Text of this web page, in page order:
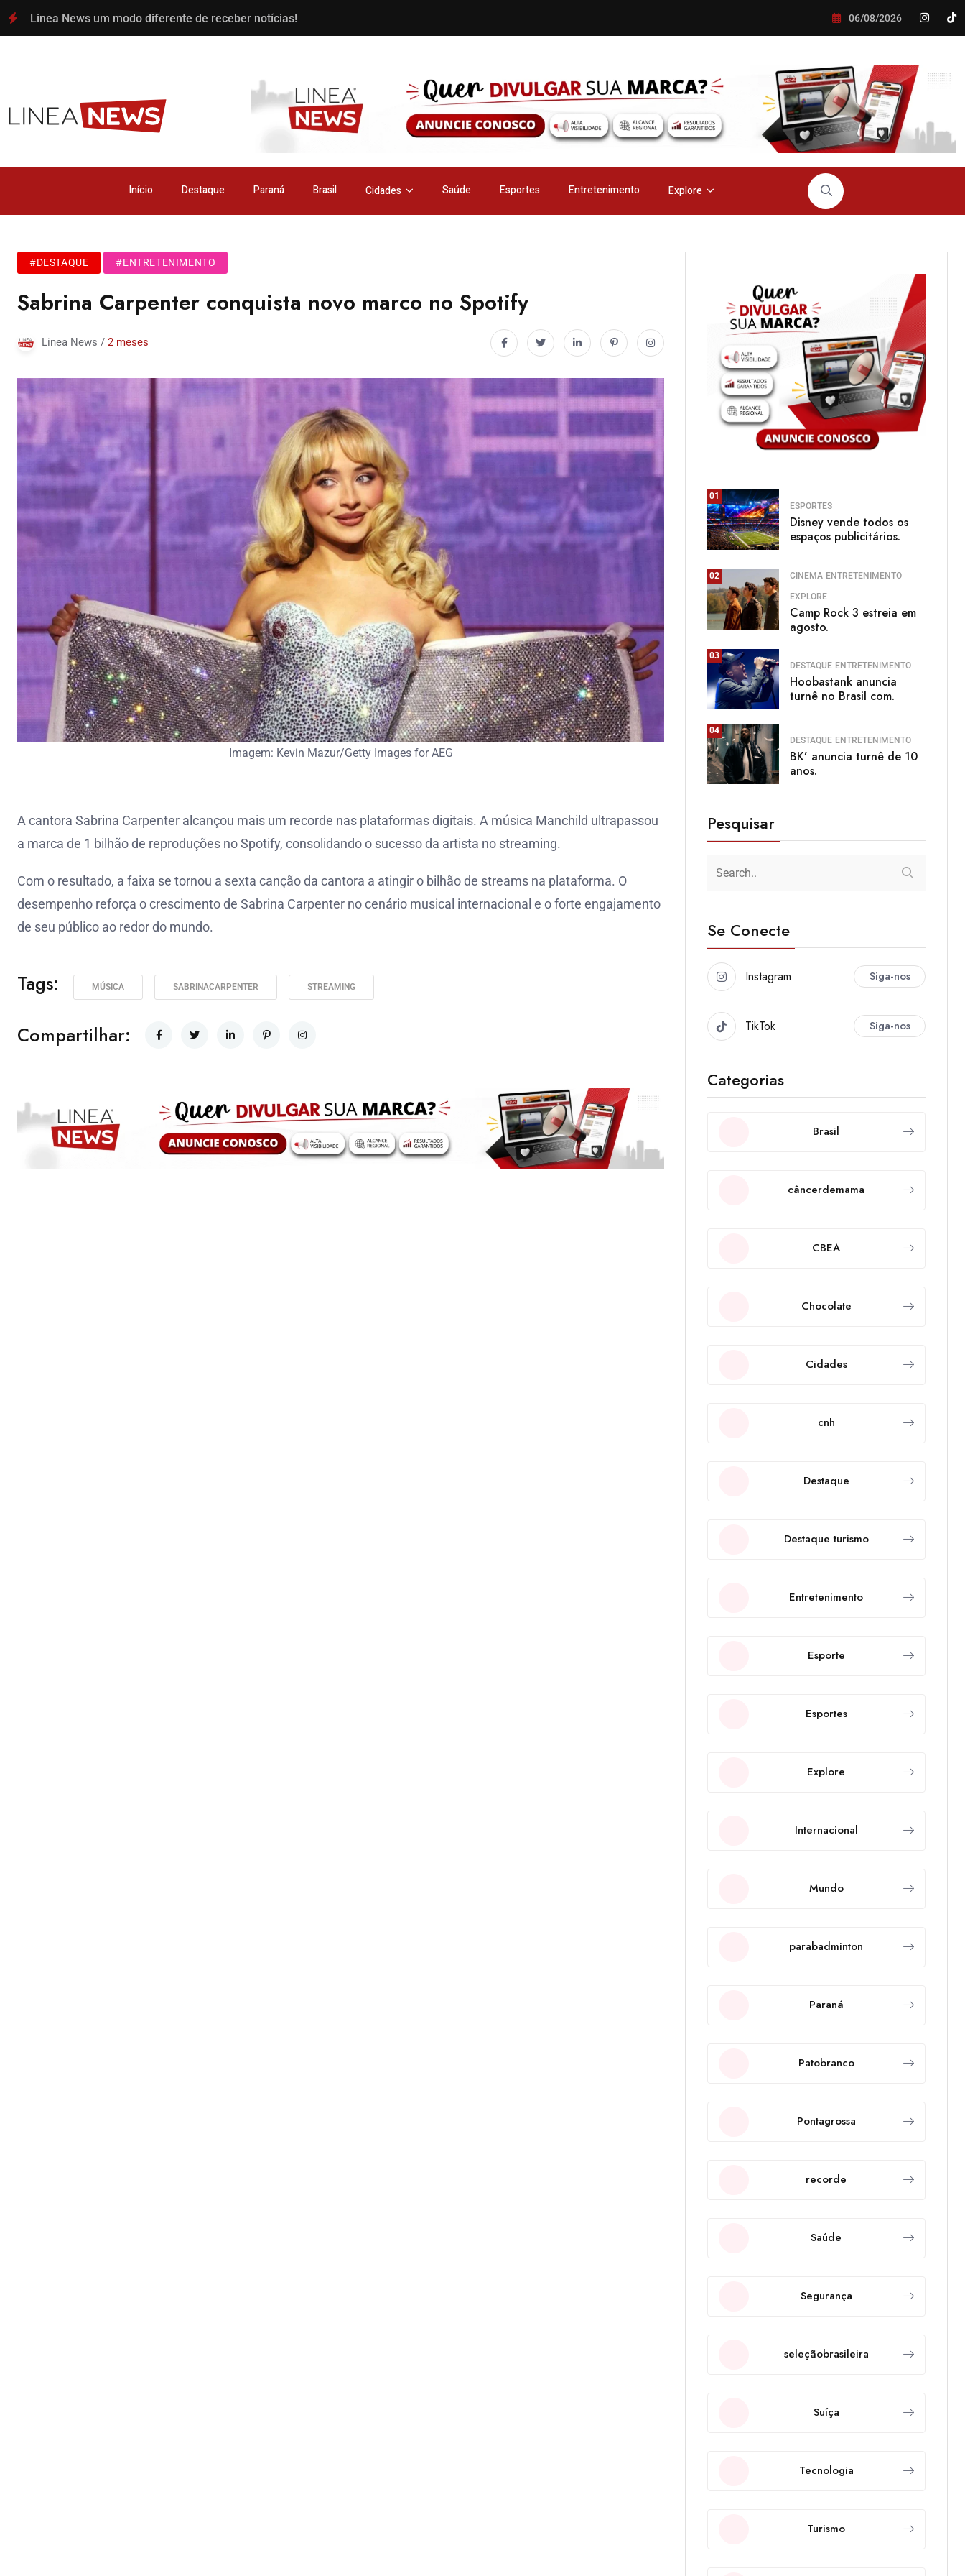
Linea News um modo diferente de receber notícias! 06/08/2026
Início Destaque Paraná Brasil Cidades Saúde Esportes Entretenimento Explore
#DESTAQUE #ENTRETENIMENTO
Sabrina Carpenter conquista novo marco no Spotify
Linea News / 2 meses
Imagem: Kevin Mazur/Getty Images for AEG
A cantora Sabrina Carpenter alcançou mais um recorde nas plataformas digitais. A música Manchild ultrapassou
a marca de 1 bilhão de reproduções no Spotify, consolidando o sucesso da artista no streaming.
Com o resultado, a faixa se tornou a sexta canção da cantora a atingir o bilhão de streams na plataforma. O
desempenho reforça o crescimento de Sabrina Carpenter no cenário musical internacional e o forte engajamento
de seu público ao redor do mundo.
Tags: MÚSICA SABRINACARPENTER STREAMING
Compartilhar:
01
ESPORTES
Disney vende todos os
espaços publicitários.
02 CINEMA ENTRETENIMENTO
EXPLORE
Camp Rock 3 estreia em
agosto.
03
DESTAQUE ENTRETENIMENTO
Hoobastank anuncia
turnê no Brasil com.
04
DESTAQUE ENTRETENIMENTO
BK’ anuncia turnê de 10
anos.
Pesquisar
Se Conecte
Instagram Siga-nos
TikTok Siga-nos
Categorias
Brasil
câncerdemama
CBEA
Chocolate
Cidades
cnh
Destaque
Destaque turismo
Entretenimento
Esporte
Esportes
Explore
Internacional
Mundo
parabadminton
Paraná
Patobranco
Pontagrossa
recorde
Saúde
Segurança
seleçãobrasileira
Suíça
Tecnologia
Turismo